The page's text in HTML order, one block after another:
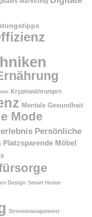
Kryptowährungen
Mentale Gesundheit
Mode
Persönliche
Platzsparende Möbel
Design Smart Home
Stressmanagement